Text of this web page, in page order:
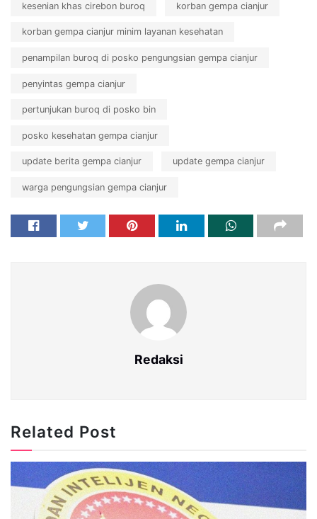
kesenian khas cirebon buroq korban gempa cianjur
korban gempa cianjur minim layanan kesehatan
penampilan buroq di posko pengungsian gempa cianjur
penyintas gempa cianjur
pertunjukan buroq di posko bin
posko kesehatan gempa cianjur
update berita gempa cianjur update gempa cianjur
warga pengungsian gempa cianjur
Redaksi
Related Post